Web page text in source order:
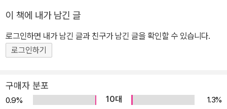
이 책에 내가 남긴 글
로그인하면 내가 남긴 글과 친구가 남긴 글을 확인할 수 있습니다.
로그인하기
구매자 분포
0.9% 10대
1.3%